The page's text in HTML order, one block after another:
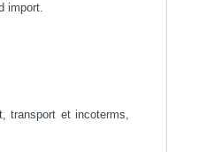
import.
transport et incoterms,